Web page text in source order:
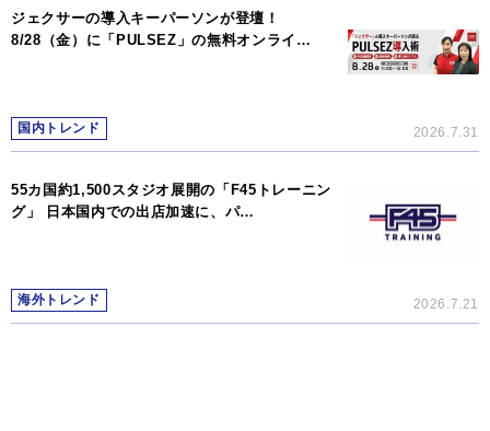
ジェクサーの導入キーパーソンが登壇！
8/28（金）に「PULSEZ」の無料オンライ…
国内トレンド 2026.7.31
55カ国約1,500スタジオ展開の「F45トレーニン
グ」 日本国内での出店加速に、パ…
海外トレンド 2026.7.21